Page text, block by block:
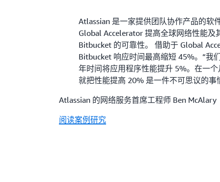
Atlassian 是一家提供团队协作产品的软
Global Accelerator 提高全球网络性能及
Bitbucket 的可靠性。 借助于 Global
Bitbucket 响应时间最高缩短 45%。“我
年时间将应用程序性能提升 5%。在一
就把性能提高 20% 是一件不可思议的事
Atlassian 的网络服务首席工程师 Ben McAlary
阅读案例研究